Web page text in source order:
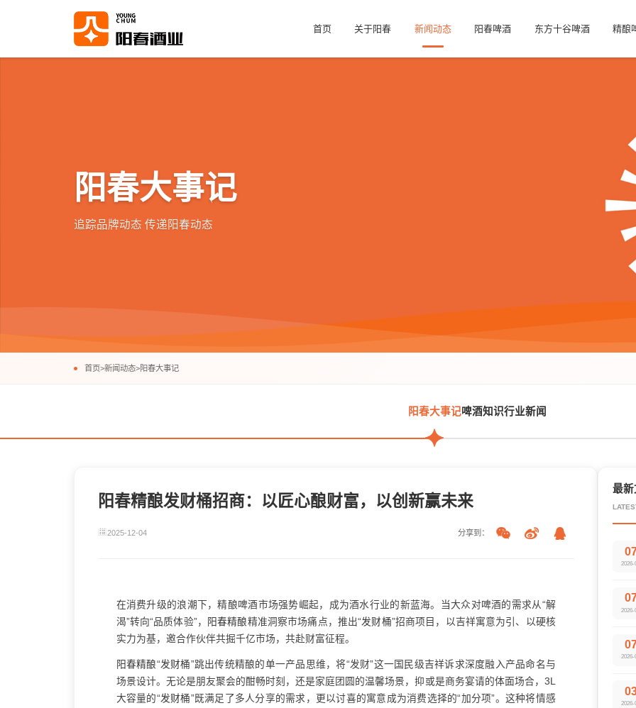
首页 关于阳春 新闻动态 阳春啤酒 东方十谷啤酒 精酿
阳春大事记
追踪品牌动态 传递阳春动态
首页>新闻动态>阳春大事记
阳春大事记啤酒知识行业新闻
阳春精酿发财桶招商：以匠心酿财富，以创新赢未来
2025-12-04 分享到：
在消费升级的浪潮下，精酿啤酒市场强势崛起，成为酒水行业的新蓝海。当大众对啤酒的需求从“解
渴”转向“品质体验”，
阳春精酿精准洞察市场痛点，推出“发财桶”招商项目，以吉祥寓意为引、以硬核
实力为基，邀合作伙伴共掘千亿市场，共赴财富征程。
阳春精酿“发财桶”跳出传统精酿的单一产品思维，将“发财”这一国民级吉祥诉求深度融入产品命名与
场景设计。无论是朋友聚会的酣畅时刻，还是家庭团圆的温馨场景，抑或是商务宴请的体面场合，3L
大容量的“发财桶”既满足了多人分享的需求，更以讨喜的寓意成为消费选择的“加分项”。这种将情感
最新
2026-
2026-
2026-
2026-